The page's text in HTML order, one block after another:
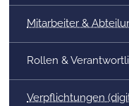
Mitarbeiter &
Rollen &
Verpflichtungen